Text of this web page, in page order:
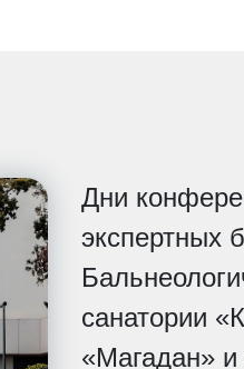
Дни
экспертных
санатории
«Магадан»